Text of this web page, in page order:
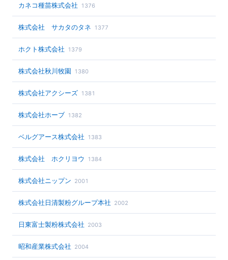
カネコ種苗株式会社 1376
株式会社 サカタのタネ 1377
ホクト株式会社 1379
株式会社秋川牧園 1380
株式会社アクシーズ 1381
株式会社ホーブ 1382
ベルグアース株式会社 1383
株式会社 ホクリヨウ 1384
株式会社ニップン 2001
株式会社日清製粉グループ本社 2002
日東富士製粉株式会社 2003
昭和産業株式会社 2004